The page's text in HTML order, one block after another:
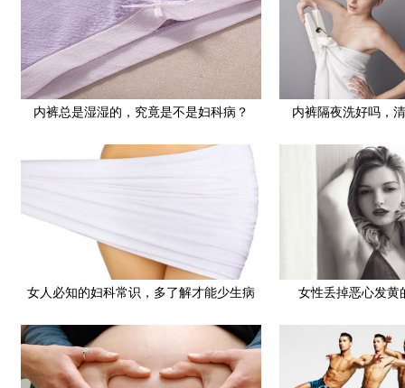
内裤总是湿湿的，究竟是不是妇科病？ 内裤隔夜洗好吗，
女人必知的妇科常识，多了解才能少生病 女性丢掉恶心发黄